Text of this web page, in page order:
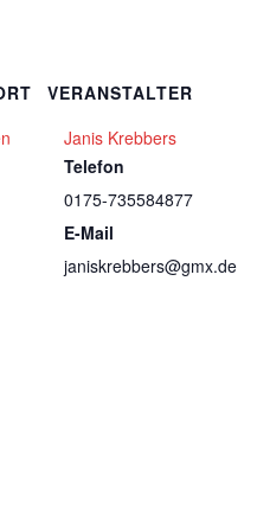
VERANSTALTER
Janis Krebbers
Telefon
0175-735584877
E-Mail
janiskrebbers@gmx.de